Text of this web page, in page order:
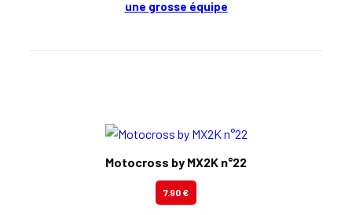
une grosse équipe
Motocross by MX2K n°22
7.90 €